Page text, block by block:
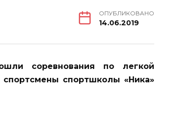
ОПУБЛИКОВАНО
14.06.2019
соревнования по легкой
спортшколы «Ника»